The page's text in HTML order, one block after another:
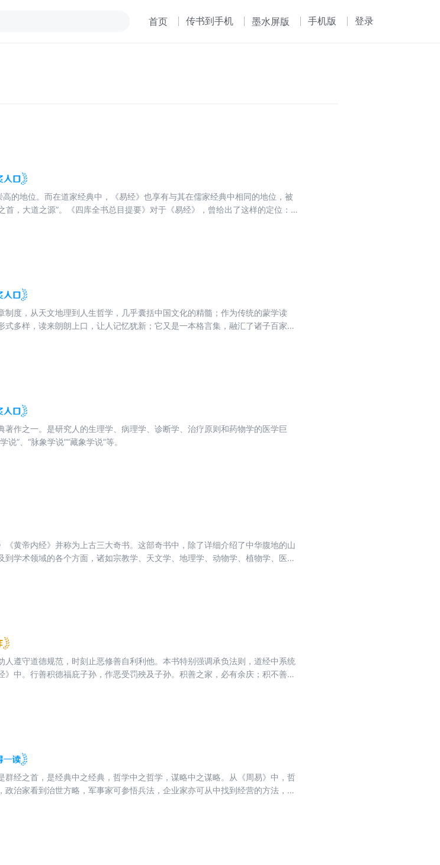
首页 传书到手机 墨水屏版 手机版 登录
高的地位。而在道家经典中，《易经》也享有与其在儒家经典中相同的地位，被
首，大道之源”。《四库全书总目提要》对于《易经》，曾给出了这样的定位：
制度，从天文地理到人生哲学，几乎囊括中国文化的精髓；作为传统的蒙学读
多样，读来朗朗上口，让人记忆犹新；它又是一本格言集，融汇了诸子百家、
著作之一。是研究人的生理学、病理学、诊断学、治疗原则和药物学的医学巨
”、“脉象学说”“藏象学说”等。
《黄帝内经》并称为上古三大奇书。这部奇书中，除了详细介绍了中华腹地的山
到学术领域的各个方面，诸如宗教学、天文学、地理学、动物学、植物学、医药
人遵守道德规范，时刻止恶修善自利利他。本书特别强调承负法则，道经中系统
中。行善积德福庇子孙，作恶受罚殃及子孙。积善之家，必有余庆；积不善之
群经之首，是经典中之经典，哲学中之哲学，谋略中之谋略。从《周易》中，哲
治家看到治世方略，军事家可参悟兵法，企业家亦可从中找到经营的方法，同